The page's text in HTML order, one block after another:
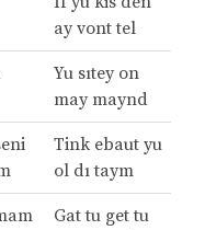
ay vont tel
Yu sıtey on
may maynd
Tink ebaut yu
ol dı taym
Gat tu get tu